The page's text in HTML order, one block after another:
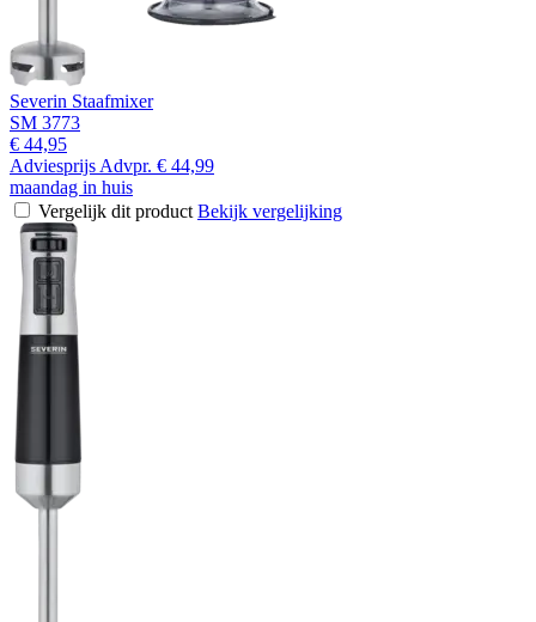
Severin Staafmixer
SM 3773
€ 44,95
Adviesprijs Advpr. € 44,99
maandag in huis
Vergelijk dit product Bekijk vergelijking